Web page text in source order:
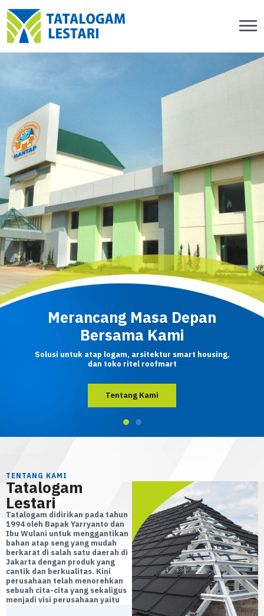
Produk Kami
Merancang Masa Depan
Bersama Kami
Solusi untuk atap logam, arsitektur smart housing,
dan toko ritel roofmart
Tentang KamiProduk Kami
TENTANG KAMI
Tatalogam
Lestari
Tatalogam didirikan pada tahun
1994 oleh Bapak Yarryanto dan
Ibu Wulani untuk menggantikan
bahan atap seng yang mudah
berkarat di salah satu daerah di
Jakarta dengan produk yang
cantik dan berkualitas. Kini
perusahaan telah menorehkan
sebuah cita-cita yang sekaligus
menjadi visi perusahaan yaitu